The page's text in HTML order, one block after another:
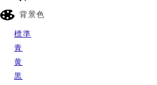
背景色
標準
青
黄
黒